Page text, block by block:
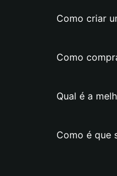
Como criar
Como
Qual é a
Como é que